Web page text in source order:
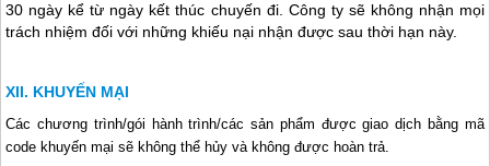
30 ngày kể từ ngày kết thúc chuyến đi. Công ty sẽ không nhận mọi
trách nhiệm đối với những khiếu nại nhận được sau thời hạn này.
KHUYẾN MẠI
Các chương trình/gói hành trình/các sản phẩm được giao dịch bằng mã
code khuyến mại sẽ không thể hủy và không được hoàn trả.